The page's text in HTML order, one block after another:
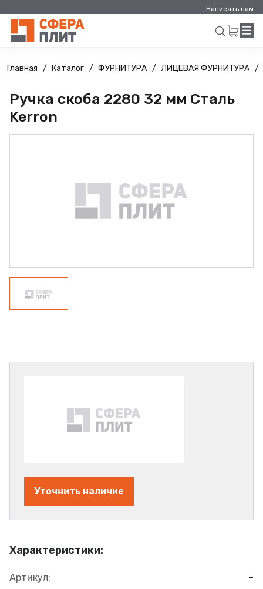
Написать нам
Искать
Главная Каталог ФУРНИТУРА ЛИЦЕВАЯ ФУРНИТУРА
Ручка скоба 2280 32 мм Сталь
Kerron
Характеристики:
Артикул: -
Уточнить наличие